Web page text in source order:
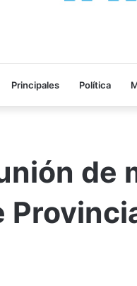
Principales Política
de